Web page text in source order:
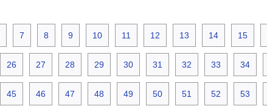
7 8 9 10 11 12 13 14 15
26 27 28 29 30 31 32 33 34
45 46 47 48 49 50 51 52 53